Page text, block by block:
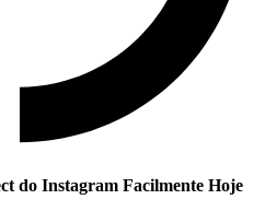
do Instagram Facilmente Hoje